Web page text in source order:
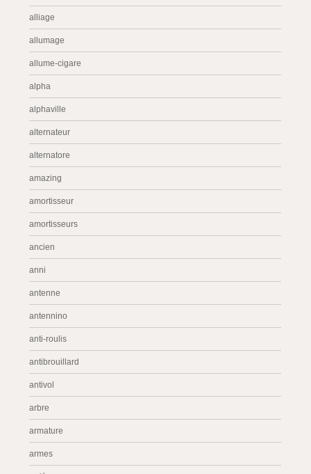
alliage
allumage
allume-cigare
alpha
alphaville
alternateur
alternatore
amazing
amortisseur
amortisseurs
ancien
anni
antenne
antennino
anti-roulis
antibrouillard
antivol
arbre
armature
armes